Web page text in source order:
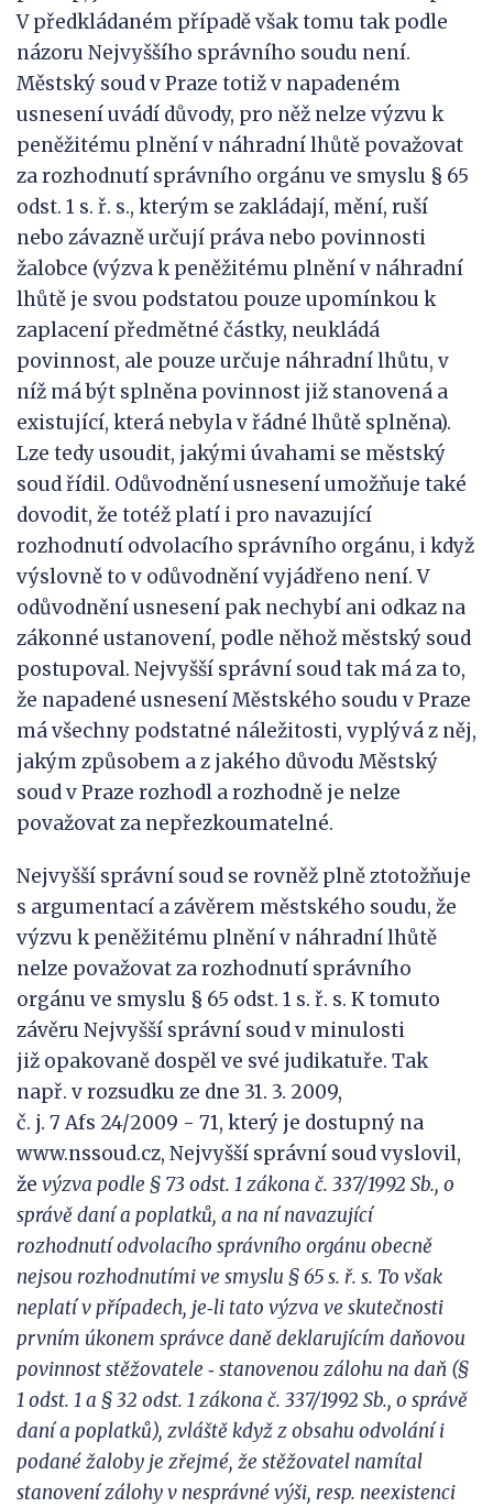
V předkládaném případě však tomu tak podle
názoru Nejvyššího správního soudu není.
Městský soud v Praze totiž v napadeném
usnesení uvádí důvody, pro něž nelze výzvu k
peněžitému plnění v náhradní lhůtě považovat
za rozhodnutí správního orgánu ve smyslu § 65
odst. 1 s. ř. s., kterým se zakládají, mění, ruší
nebo závazně určují práva nebo povinnosti
žalobce (výzva k peněžitému plnění v náhradní
lhůtě je svou podstatou pouze upomínkou k
zaplacení předmětné částky, neukládá
povinnost, ale pouze určuje náhradní lhůtu, v
níž má být splněna povinnost již stanovená a
existující, která nebyla v řádné lhůtě splněna).
Lze tedy usoudit, jakými úvahami se městský
soud řídil. Odůvodnění usnesení umožňuje také
dovodit, že totéž platí i pro navazující
rozhodnutí odvolacího správního orgánu, i když
výslovně to v odůvodnění vyjádřeno není. V
odůvodnění usnesení pak nechybí ani odkaz na
zákonné ustanovení, podle něhož městský soud
postupoval. Nejvyšší správní soud tak má za to,
že napadené usnesení Městského soudu v Praze
má všechny podstatné náležitosti, vyplývá z něj,
jakým způsobem a z jakého důvodu Městský
soud v Praze rozhodl a rozhodně je nelze
považovat za nepřezkoumatelné.
Nejvyšší správní soud se rovněž plně ztotožňuje
s argumentací a závěrem městského soudu, že
výzvu k peněžitému plnění v náhradní lhůtě
nelze považovat za rozhodnutí správního
orgánu ve smyslu § 65 odst. 1 s. ř. s. K tomuto
závěru Nejvyšší správní soud v minulosti
již opakovaně dospěl ve své judikatuře. Tak
např. v rozsudku ze dne 31. 3. 2009,
č. j. 7 Afs 24/2009 - 71, který je dostupný na
www.nssoud.cz, Nejvyšší správní soud vyslovil,
že výzva podle § 73 odst. 1 zákona č. 337/1992 Sb., o
správě daní a poplatků, a na nínavazující
rozhodnutíodvolacího správního orgánu obecně
nejsou rozhodnutími ve smyslu § 65 s. ř. s. To však
neplatí vpřípadech, je‑li tato výzva ve skutečnosti
prvním úkonem správce daně deklarujícím daňovou
povinnost stěžovatele ‑ stanovenou zálohu na daň (§
1 odst. 1 a § 32 odst. 1 zákona č. 337/1992 Sb., o správě
daní a poplatků), zvláště když z obsahu odvolání i
podané žaloby je zřejmé, že stěžovatel namítal
stanovení zálohy v nesprávné výši, resp. neexistenci